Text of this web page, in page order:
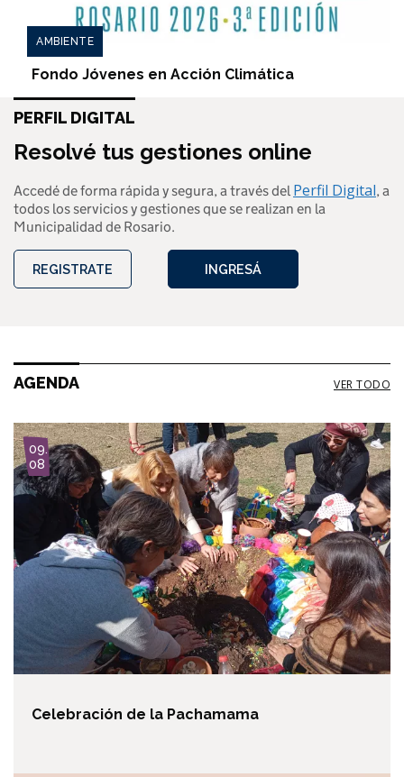
AMBIENTE
Fondo Jóvenes en Acción Climática
PERFIL DIGITAL
Resolvé tus gestiones online
Accedé de forma rápida y segura, a través del Perfil Digital, a
todos los servicios y gestiones que se realizan en la
Municipalidad de Rosario.
REGISTRATE
AGENDA VER TODO
I
m
a
g
09.
08
Celebración de la Pachamama